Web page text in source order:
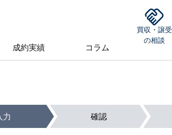
成約実績 コラム
買収・譲受
の相談
力 確認